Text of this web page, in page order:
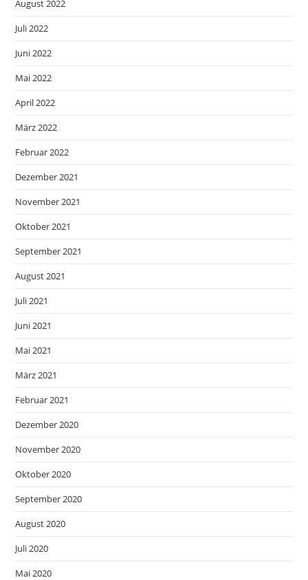
August 2022
Juli 2022
Juni 2022
Mai 2022
April 2022
März 2022
Februar 2022
Dezember 2021
November 2021
Oktober 2021
September 2021
August 2021
Juli 2021
Juni 2021
Mai 2021
März 2021
Februar 2021
Dezember 2020
November 2020
Oktober 2020
September 2020
August 2020
Juli 2020
Mai 2020